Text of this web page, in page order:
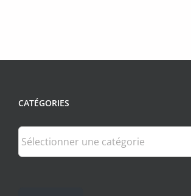
CATÉGORIES
Catégories